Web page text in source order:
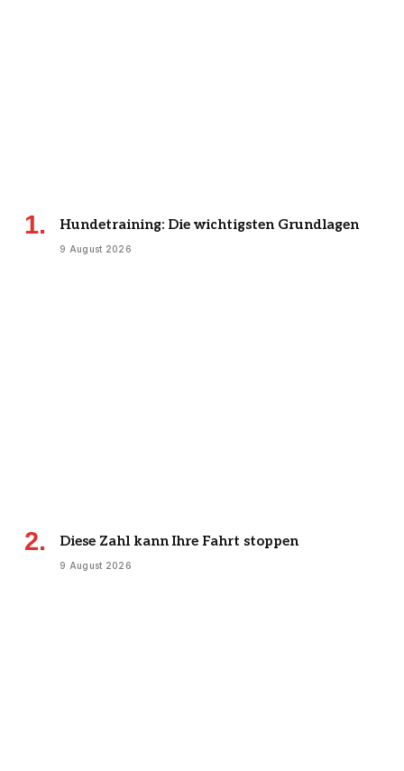
Hundetraining: Die wichtigsten Grundlagen
9 August 2026
Diese Zahl kann Ihre Fahrt stoppen
9 August 2026